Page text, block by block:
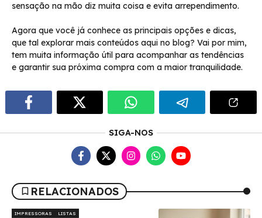
sensação na mão diz muita coisa e evita arrependimento.
Agora que você já conhece as principais opções e dicas,
que tal explorar mais conteúdos aqui no blog? Vai por mim,
tem muita informação útil para acompanhar as tendências
e garantir sua próxima compra com a maior tranquilidade.
SIGA-NOS
RELACIONADOS
IMPRESSORAS LISTAS